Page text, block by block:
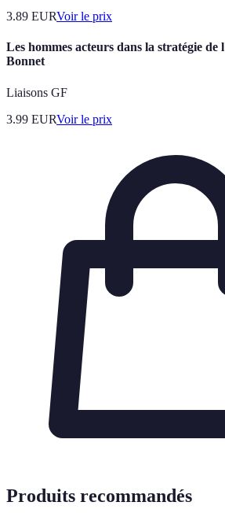
3.89 EURVoir le prix
Les hommes acteurs dans la stratégie
Bonnet
Liaisons GF
3.99 EURVoir le prix
Produits recommandés